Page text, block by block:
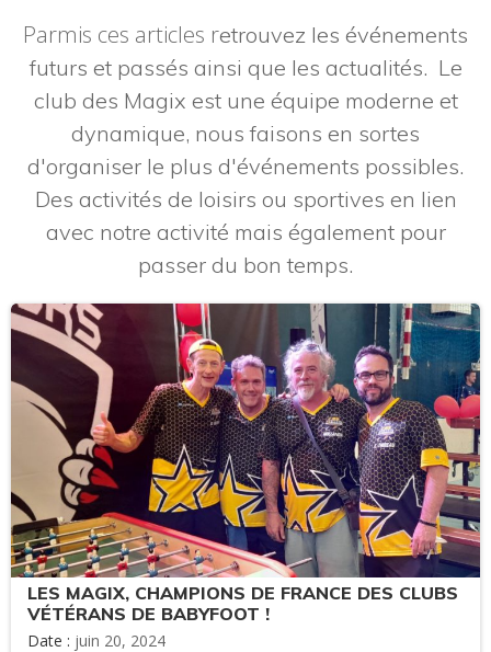
Parmis ces articles retrouvez les événements
futurs et passés ainsi que les actualités. Le
club des Magix est une équipe moderne et
dynamique, nous faisons en sortes
d'organiser le plus d'événements possibles.
Des activités de loisirs ou sportives en lien
avec notre activité mais également pour
passer du bon temps.
LES MAGIX, CHAMPIONS DE FRANCE DES CLUBS
VÉTÉRANS DE BABYFOOT !
Date : juin 20, 2024